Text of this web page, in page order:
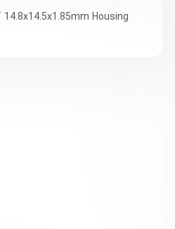
Housing